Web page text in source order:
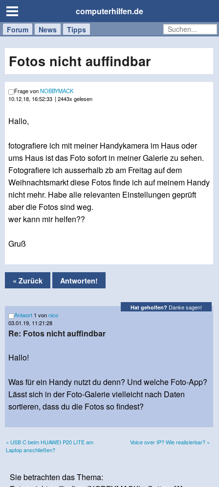
computerhilfen.de
Forum News Tipps
Handy
Tablet
Windows
Mac
Fotos nicht auffindbar
Frage vonNOBBYMACK
10.12.18, 16:52:33 | 2443x gelesen
Hallo,
fotografiere ich mit meiner Handykamera im Haus oder
ums Haus ist das Foto sofort in meiner Galerie zu sehen.
Fotografiere ich ausserhalb zb am Freitag auf dem
Weihnachtsmarkt diese Fotos finde ich auf meinem Handy
nicht mehr. Habe alle relevanten Einstellungen geprüft
aber die Fotos sind weg.
wer kann mir helfen??
Gruß
« Zurück Antworten!
Hat geholfen? Danke sagen!
Antwort 1 vonnico
03.01.19, 11:21:28
Re: Fotos nicht auffindbar
Hallo!
Was für ein Handy nutzt du denn? Und welche Foto-App?
Lässt sich in der Foto-Galerie vielleicht nach Daten
sortieren, dass du die Fotos so findest?
« USB C beim HUAWEI P20 LITE am
Laptop anschließen?
Voice over IP? Wie realisierbar? »
Sie betrachten das Thema: